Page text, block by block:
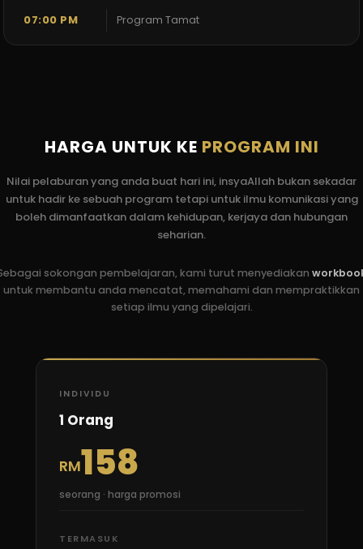
07:00 PM Program Tamat
HARGA UNTUK KE PROGRAM INI
Nilai pelaburan yang anda buat hari ini, insyaAllah bukan sekadar
untuk hadir ke sebuah program tetapi untuk ilmu komunikasi yang
boleh dimanfaatkan dalam kehidupan, kerjaya dan hubungan
seharian.
sokongan pembelajaran, kami turut menyediakan
untuk membantu anda mencatat, memahami dan mempraktikkan
setiap ilmu yang dipelajari.
INDIVIDU
1 Orang
RM158
seorang · harga promosi
TERMASUK